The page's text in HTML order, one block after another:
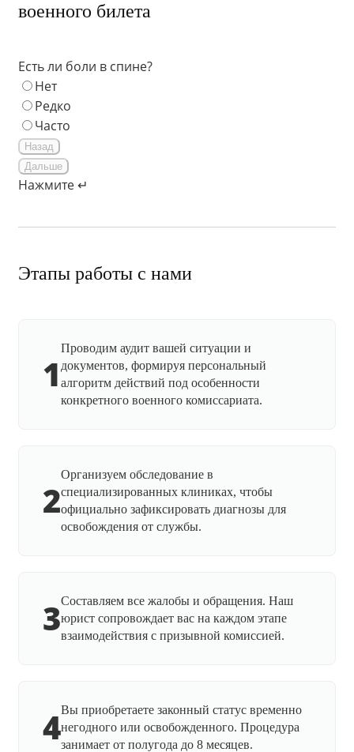
военного билета
Есть ли боли в спине?
Нет
Редко
Часто
Назад
Дальше
Нажмите ↵
Этапы работы с нами
1
Проводим аудит вашей ситуации и
документов, формируя персональный
алгоритм действий под особенности
конкретного военного комиссариата.
2
Организуем обследование в
специализированных клиниках, чтобы
официально зафиксировать диагнозы для
освобождения от службы.
3Составляем все жалобы и обращения. Наш
юрист сопровождает вас на каждом этапе
взаимодействия с призывной комиссией.
4Вы приобретаете законный статус временно
негодного или освобожденного. Процедура
занимает от полугода до 8 месяцев.